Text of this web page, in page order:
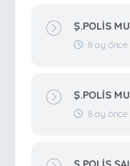
Ş.POLİS
8 ay önce
Ş.POLİS
8 ay önce
Ş.POLİS